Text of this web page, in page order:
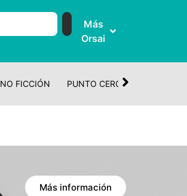
Más
Orsai
NO FICCIÓN PUNTO CERO
Más información